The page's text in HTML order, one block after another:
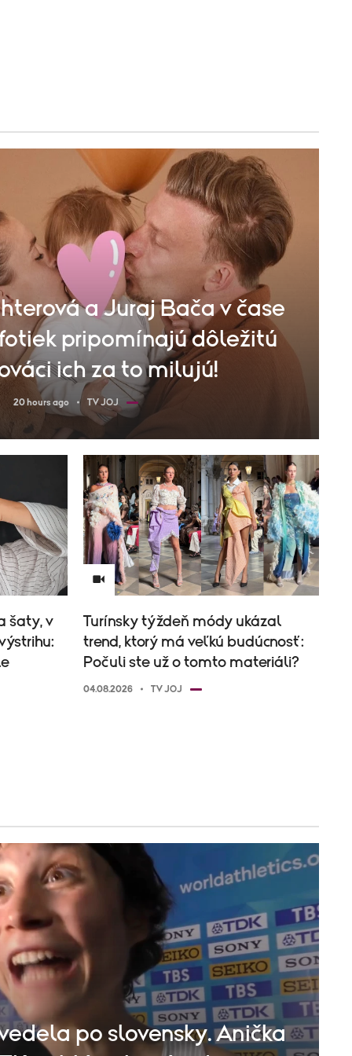
a Juraj Bača v čase
pripomínajú dôležitú
ich za to milujú!
20 hours ago TV JOJ
šaty, v
Turínsky týždeň módy ukázal
trend, ktorý má veľkú budúcnosť:
Počuli ste už o tomto materiáli?
04.08.2026 TV JOJ
po slovensky. Anička